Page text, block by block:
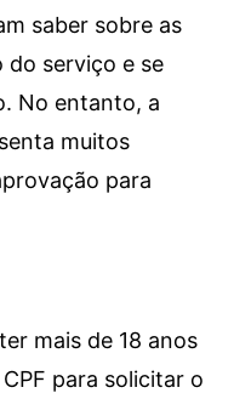
saber sobre as
do serviço e se
No entanto, a
muitos
para
mais de 18 anos
para solicitar o